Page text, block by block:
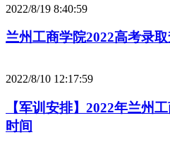
2022/8/19 8:40:59
兰州工商学院2022高考录取
2022/8/10 12:17:59
【军训安排】2022年兰州
时间